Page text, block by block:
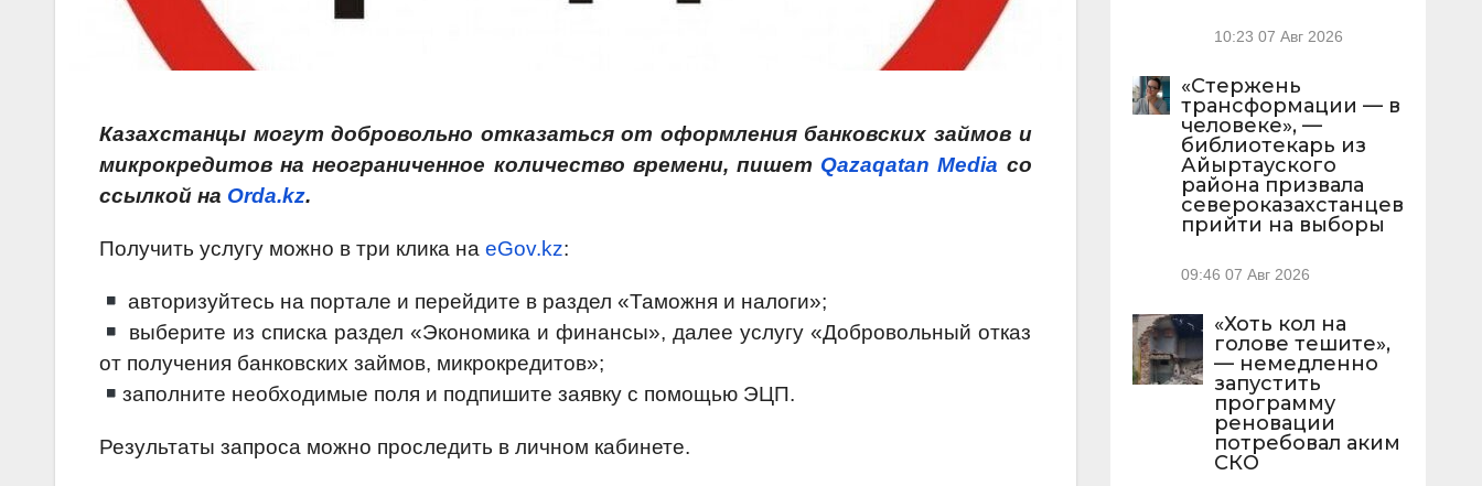
Казахстанцы могут добровольно отказаться от оформления банковских займов и
микрокредитов на неограниченное количество времени, пишет Qazaqatan Media со
ссылкой на Orda.kz.
Получить услугу можно в три клика на eGov.kz:
авторизуйтесь на портале и перейдите в раздел «Таможня и налоги»;
выберите из списка раздел «Экономика и финансы», далее услугу «Добровольный отказ
от получения банковских займов, микрокредитов»;
заполните необходимые поля и подпишите заявку с помощью ЭЦП.
Результаты запроса можно проследить в личном кабинете.
10:23 07 Авг 2026
«Стержень
трансформации — в
человеке», —
библиотекарь из
Айыртауского
района призвала
североказахстанцев
прийти на выборы
09:46 07 Авг 2026
«Хоть кол на
голове тешите»,
— немедленно
запустить
программу
реновации
потребовал аким
СКО